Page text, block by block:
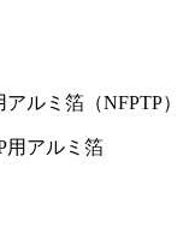
ルミ箔（NFPTP）